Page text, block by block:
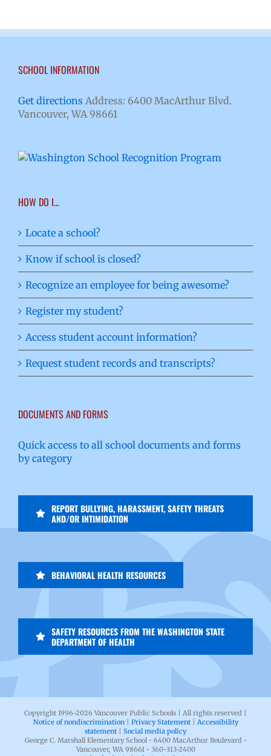
SCHOOL INFORMATION
Get directions Address: 6400 MacArthur Blvd.
Vancouver, WA 98661
HOW DO I…
Locate a school?
Know if school is closed?
Recognize an employee for being awesome?
Register my student?
Access student account information?
Request student records and transcripts?
DOCUMENTS AND FORMS
Quick access to all school documents and forms
by category
REPORT BULLYING, HARASSMENT, SAFETY THREATS
AND/OR INTIMIDATION
BEHAVIORAL HEALTH RESOURCES
SAFETY RESOURCES FROM THE WASHINGTON STATE
DEPARTMENT OF HEALTH
Copyright 1996-2026 Vancouver Public Schools | All rights reserved |
Notice of nondiscrimination| Privacy Statement| Accessibility
statement
Social media policy
George C. Marshall Elementary School • 6400 MacArthur Boulevard •
Vancouver, WA 98661 • 360-313-2400